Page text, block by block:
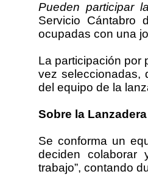
Pueden participar
Servicio Cántabro
ocupadas con una
La participación por
vez seleccionadas,
del equipo de la
Sobre la
Se conforma un
deciden colaborar
trabajo”, contando